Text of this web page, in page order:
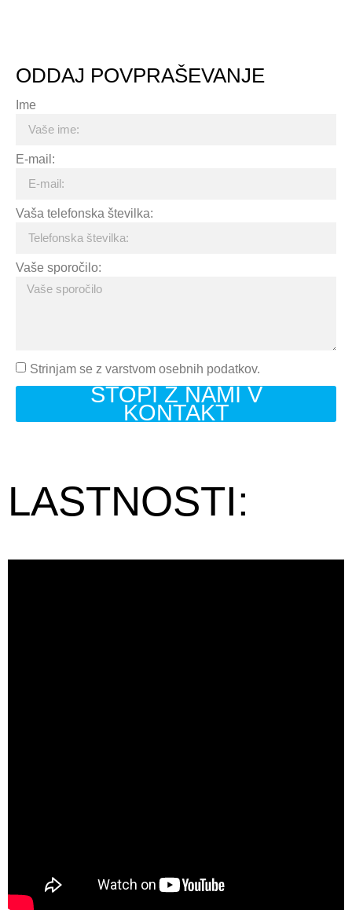
ODDAJ POVPRAŠEVANJE
Ime
E-mail:
Vaša telefonska številka:
Vaše sporočilo:
Strinjam se z varstvom osebnih podatkov.
STOPI Z NAMI V
KONTAKT
LASTNOSTI: